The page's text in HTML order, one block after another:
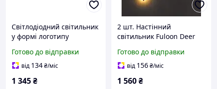
Світлодіодний світильник
у формі логотипу
Light настінний/
настільний світильник
Готово до відправки
від 134₴/міс
1 345₴
2 шт. Настінний
світильник Fuloon Deer
Комплект декоративних
нічників у формі оленя
Готово до відправки
від 156₴/міс
1 560₴